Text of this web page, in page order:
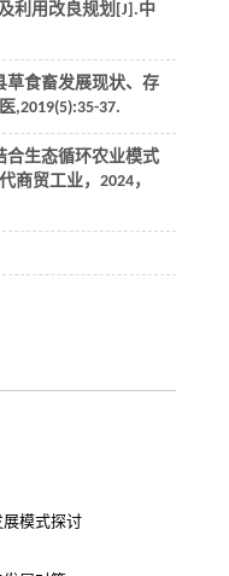
利用改良规划[J].中
草食畜发展现状、存
,2019(5):35-37.
合生态循环农业模式
商贸工业， 2024，